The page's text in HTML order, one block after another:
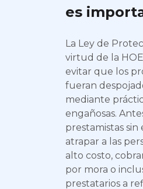
es
La Ley de
virtud de la
evitar que los
fueran
mediante
engañosas.
prestamistas
atrapar a las
alto costo,
por mora o
prestatarios a